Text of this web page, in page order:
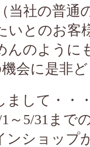
当社の普通
いとのお客
んのように
会に是非
まして・・
5/31まで
プから